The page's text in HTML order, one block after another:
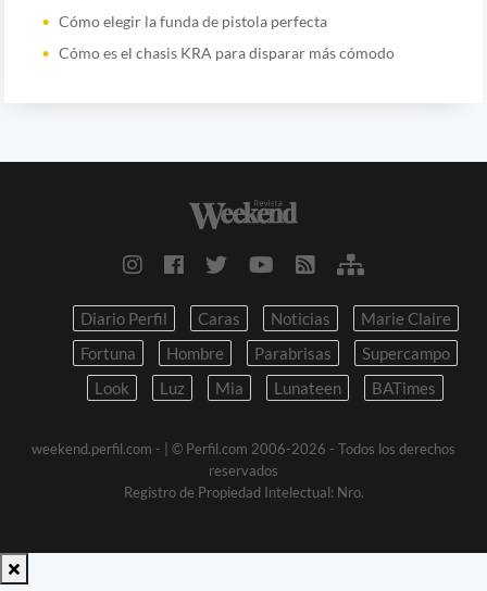
Cómo elegir la funda de pistola perfecta
Cómo es el chasis KRA para disparar más cómodo
Diario Perfil Caras Noticias
Marie Claire
Fortuna
Hombre Parabrisas
Supercampo
Look
Luz Mia Lunateen BATimes
weekend.perfil.com -
| © Perfil.com 2006-2026 - Todos los derechos
reservados
Registro de Propiedad Intelectual: Nro.